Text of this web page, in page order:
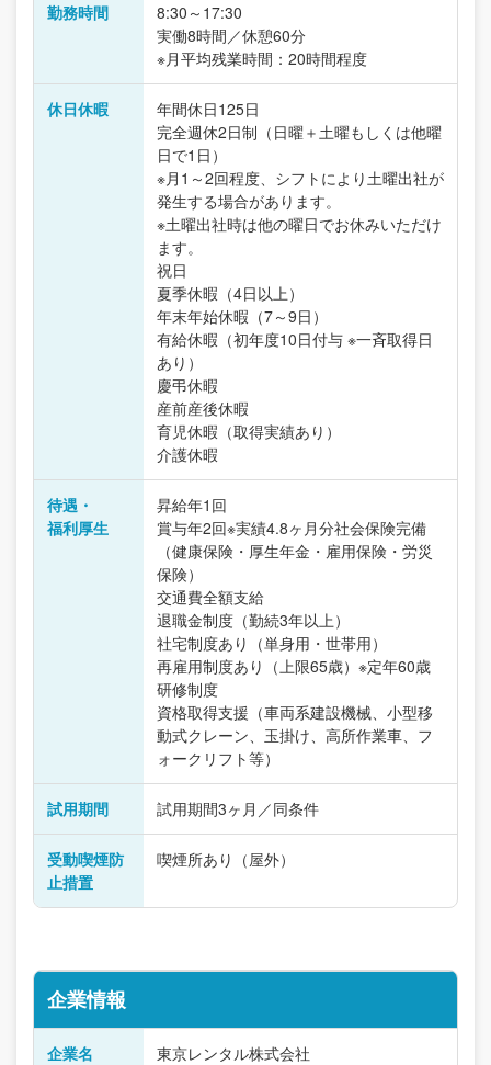
勤務時間
8:30～17:30
実働8時間／休憩60分
※月平均残業時間：20時間程度
休日休暇
年間休日125日
完全週休2日制（日曜＋土曜もしくは他曜
日で1日）
※月1～2回程度、シフトにより土曜出社が
発生する場合があります。
※土曜出社時は他の曜日でお休みいただけ
ます。
祝日
夏季休暇（4日以上）
年末年始休暇（7～9日）
有給休暇（初年度10日付与 ※一斉取得日
あり）
慶弔休暇
産前産後休暇
育児休暇（取得実績あり）
介護休暇
待遇・
福利厚生
昇給年1回
賞与年2回※実績4.8ヶ月分社会保険完備
（健康保険・厚生年金・雇用保険・労災
保険）
交通費全額支給
退職金制度（勤続3年以上）
社宅制度あり（単身用・世帯用）
再雇用制度あり（上限65歳）※定年60歳
研修制度
資格取得支援（車両系建設機械、小型移
動式クレーン、玉掛け、高所作業車、フ
ォークリフト等）
試用期間 試用期間3ヶ月／同条件
受動喫煙防
止措置
喫煙所あり（屋外）
企業情報
企業名 東京レンタル株式会社